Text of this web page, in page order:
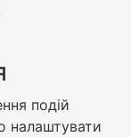
подій
налаштувати